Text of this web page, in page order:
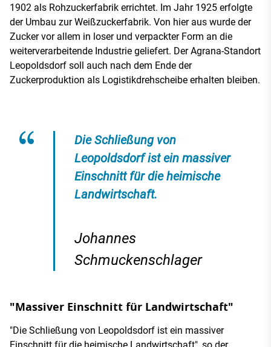
1902 als Rohzuckerfabrik errichtet. Im Jahr 1925 erfolgte
der Umbau zur Weißzuckerfabrik. Von hier aus wurde der
Zucker vor allem in loser und verpackter Form an die
weiterverarbeitende Industrie geliefert. Der Agrana-Standort
Leopoldsdorf soll auch nach dem Ende der
Zuckerproduktion als Logistikdrehscheibe erhalten bleiben.
Die Schließung von
Leopoldsdorf ist ein massiver
Einschnitt für die heimische
Landwirtschaft.
Johannes
Schmuckenschlager
"Massiver Einschnitt für Landwirtschaft"
"Die Schließung von Leopoldsdorf ist ein massiver